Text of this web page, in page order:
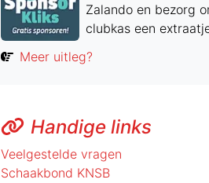
Zalando en bezorg
clubkas een
Meer uitleg?
Handige links
Veelgestelde vragen
Schaakbond KNSB